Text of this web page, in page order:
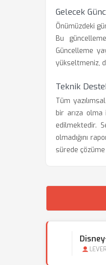
Gelecek
Önümüzdeki
Bu
Güncelleme
yükseltmeniz,
Teknik
Tüm
bir arıza olma
edilmektedir.
olmadığını
sürede